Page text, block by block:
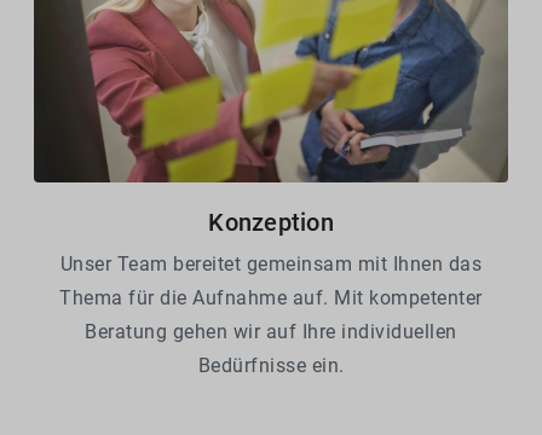
Konzeption
Unser Team bereitet gemeinsam mit Ihnen das
Thema für die Aufnahme auf. Mit kompetenter
Beratung gehen wir auf Ihre individuellen
Bedürfnisse ein.